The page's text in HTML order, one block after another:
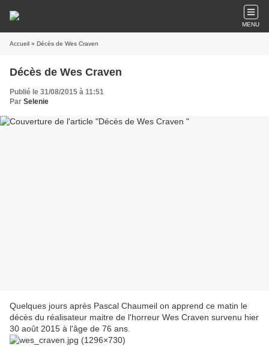
MENU
Accueil » Décès de Wes Craven
Décès de Wes Craven
Publié le 31/08/2015 à 11:51
Par Selenie
Quelques jours après Pascal Chaumeil on apprend ce matin le
décès du réalisateur maitre de l'horreur Wes Craven survenu hier
30 août 2015 à l'âge de 76 ans.